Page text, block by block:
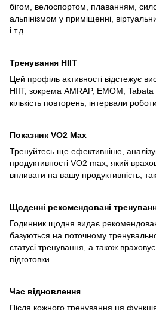
бігом, велоспортом, плаванням,
альпінізмом у приміщенні,
і т.д.
Тренування HIIT
Цей профіль активності відстежує
HIIT, зокрема AMRAP, EMOM, Tabata
кількість повторень, інтервали
Показник VO2 Мax
Тренуйтесь ще ефективніше,
продуктивності VO2 max, який
впливати на вашу продуктивність,
Щоденні рекомендовані
Годинник щодня видає
базуються на поточному
статусі тренування, а також
підготовки.
Час відновлення
Після кожного тренування ця